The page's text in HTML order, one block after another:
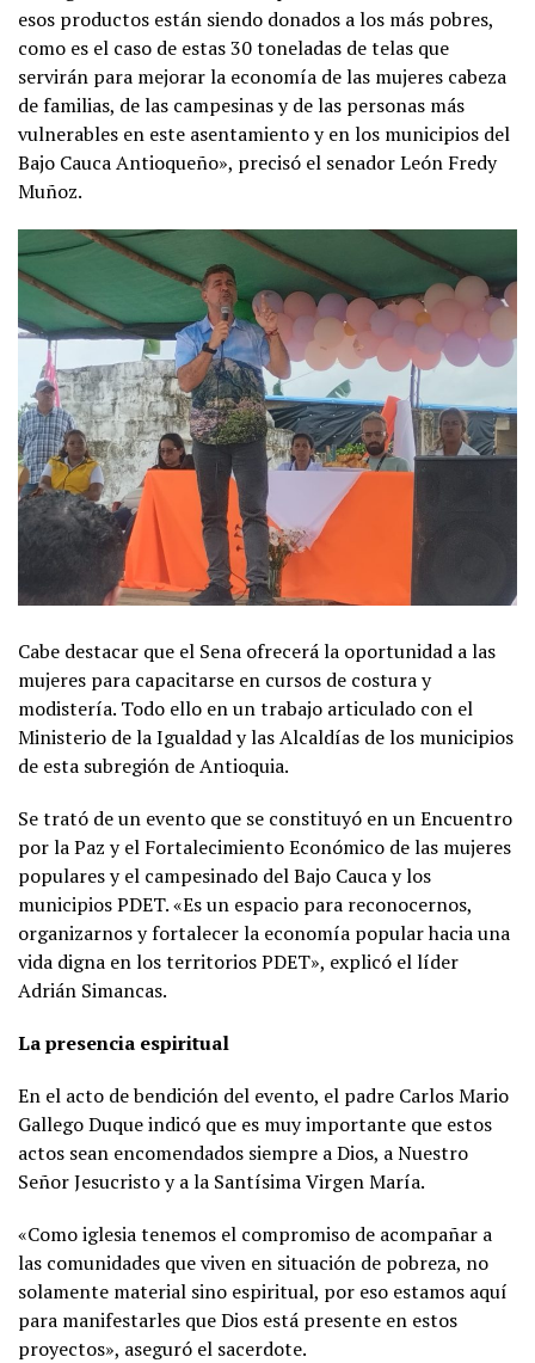
esos productos están siendo donados a los más pobres,
como es el caso de estas 30 toneladas de telas que
servirán para mejorar la economía de las mujeres cabeza
de familias, de las campesinas y de las personas más
vulnerables en este asentamiento y en los municipios del
Bajo Cauca Antioqueño», precisó el senador León Fredy
Muñoz.
Cabe destacar que el Sena ofrecerá la oportunidad a las
mujeres para capacitarse en cursos de costura y
modistería. Todo ello en un trabajo articulado con el
Ministerio de la Igualdad y las Alcaldías de los municipios
de esta subregión de Antioquia.
Se trató de un evento que se constituyó en un Encuentro
por la Paz y el Fortalecimiento Económico de las mujeres
populares y el campesinado del Bajo Cauca y los
municipios PDET. «Es un espacio para reconocernos,
organizarnos y fortalecer la economía popular hacia una
vida digna en los territorios PDET», explicó el líder
Adrián Simancas.
La presencia espiritual
En el acto de bendición del evento, el padre Carlos Mario
Gallego Duque indicó que es muy importante que estos
actos sean encomendados siempre a Dios, a Nuestro
Señor Jesucristo y a la Santísima Virgen María.
«Como iglesia tenemos el compromiso de acompañar a
las comunidades que viven en situación de pobreza, no
solamente material sino espiritual, por eso estamos aquí
para manifestarles que Dios está presente en estos
proyectos», aseguró el sacerdote.